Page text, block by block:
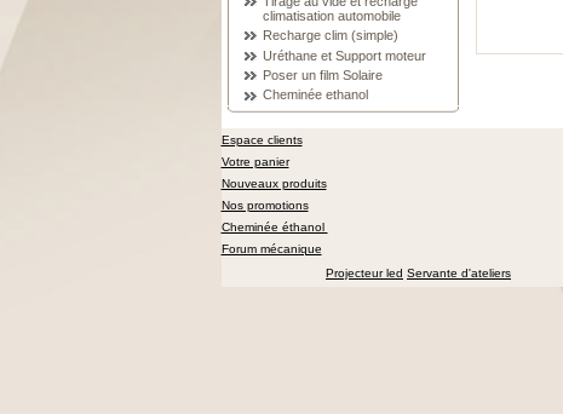
climatisation automobile
Recharge clim (simple)
Uréthane et Support moteur
Poser un film Solaire
Cheminée ethanol
Espace clients
Votre panier
Nouveaux produits
Nos promotions
Cheminée éthanol
Forum mécanique
Projecteur led Servante d'ateliers